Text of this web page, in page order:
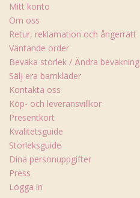
Mitt konto
Om oss
Retur, reklamation och ångerrätt
Väntande order
Bevaka storlek / Ändra bevakning
Sälj era barnkläder
Kontakta oss
Köp- och leveransvillkor
Presentkort
Kvalitetsguide
Storleksguide
Dina personuppgifter
Press
Logga in